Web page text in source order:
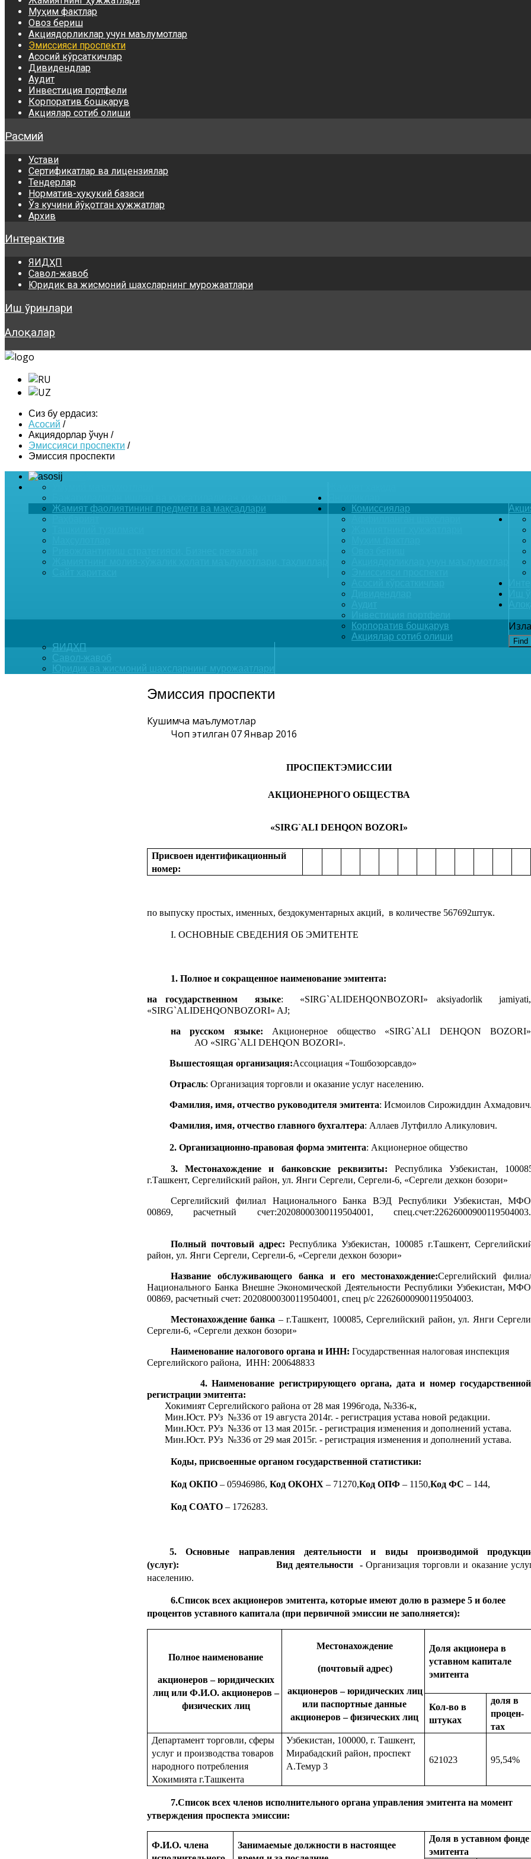
Муҳим фактлар
Овоз бериш
Акциядорликлар учун маълумотлар
Эмиссияси проспекти
Асосий кўрсаткичлар
Дивидендлар
Аудит
Инвестиция портфели
Корпоратив бошқарув
Акциялар сотиб олиши
Расмий
Устави
Сертификатлар ва лицензиялар
Тендерлар
Норматив-ҳуқукий базаси
Ўз кучини йўқотган ҳужжатлар
Архив
Интерактив
ЯИДҲП
Савол-жавоб
Юридик ва жисмоний шахсларнинг мурожаатлари
Иш ўринлари
Алоқалар
Сиз бу ердасиз:
Асосий /
Акциядорлар ўчун /
Эмиссияси проспекти /
Эмиссия проспекти
Жамият фаолиятининг предмети ва мақсадлари
Комиссиялар
Корпоратив бошқарув
Акциялар сотиб олиши
ЯИДҲП
Савол-жавоб
Юридик ва жисмоний шахсларнинг мурожаатлари
Find
Эмиссия проспекти
Кушимча маълумотлар
Чоп этилган 07 Январ 2016
ПРОСПЕКТЭМИССИИ
АКЦИОНЕРНОГО ОБЩЕСТВА
«SIRG`ALI DEHQON BOZORI»
Присвоен идентификационный
номер:
по выпуску простых, именных, бездокументарных акций,  в количестве 567692штук.
I. ОСНОВНЫЕ СВЕДЕНИЯ ОБ ЭМИТЕНТЕ
1. Полное и сокращенное наименование эмитента:
на государственном языке: «SIRG`ALIDEHQONBOZORI» аksiyadorlik jamiyati,
«SIRG`ALIDEHQONBOZORI» AJ;
на русском языке: Акционерное общество «SIRG`ALI DEHQON
АО «SIRG`ALI DEHQON BOZORI».
Вышестоящая организация:Ассоциация «Тошбозорсавдо»
Отрасль: Организация торговли и оказание услуг населению.
Фамилия, имя, отчество руководителя эмитента: Исмоилов Сирожиддин Ахмадович.
Фамилия, имя, отчество главного бухгалтера: Аллаев Лутфилло Аликулович.
2. Организационно-правовая форма эмитента: Акционерное общество
3. Местонахождение и банковские реквизиты: Республика Узбекистан,
г.Ташкент, Сергелийский район, ул. Янги Сергели, Сергели-6, «Сергели дехкон бозори»
Сергелийский филиал Национального Банка ВЭД Республики Узбекистан,
00869, расчетный счет:20208000300119504001, спец.счет:22626000900119504003.
Полный почтовый адрес: Республика Узбекистан, 100085 г.Ташкент,
район, ул. Янги Сергели, Сергели-6, «Сергели дехкон бозори»
Название обслуживающего банка и его местонахождение:Сергелийский
Национального Банка Внешне Экономической Деятельности Республики Узбекистан,
00869, расчетный счет: 20208000300119504001, спец р/с 22626000900119504003.
Местонахождение банка – г.Ташкент, 100085, Сергелийский район, ул. Янги
Сергели-6, «Сергели дехкон бозори»
Наименование налогового органа и ИНН: Государственная налоговая инспекция
Сергелийского района, ИНН: 200648833
4. Наименование регистрирующего органа, дата и номер государственной
регистрации эмитента:
Хокимият Сергелийского района от 28 мая 1996года, №336-к,
Мин.Юст. РУз №336 от 19 августа 2014г. - регистрация устава новой редакции.
Мин.Юст. РУз №336 от 13 мая 2015г. - регистрация изменения и дополнений устава.
Мин.Юст. РУз №336 от 29 мая 2015г. - регистрация изменения и дополнений устава.
Коды, присвоенные органом государственной статистики:
Код ОКПО – 05946986, Код ОКОНХ – 71270,Код ОПФ – 1150,Код ФС – 144,
Код СОАТО – 1726283.
5. Основные направления деятельности и виды производимой
(услуг): Вид деятельности -Организация торговли и оказание
населению.
6.Список всех акционеров эмитента, которые имеют долю в размере 5 и более
процентов уставного капитала (при первичной эмиссии не заполняется):
Полное наименование
акционеров – юридических
лиц или Ф.И.О. акционеров –
физических лиц
Местонахождение
(почтовый адрес)
акционеров – юридических лиц
или паспортные данные
акционеров – физических лиц
Доля акционера в
уставном капитале
эмитента
Кол-во в
штуках
доля в
процен-
тах
Департамент торговли, сферы
услуг и производства товаров
народного потребления
Хокимията г.Ташкента
Узбекистан, 100000, г. Ташкент,
Мирабадский район, проспект
А.Темур 3
621023 95,54%
7.Список всех членов исполнительного органа управления эмитента на момент
утверждения проспекта эмиссии:
Ф.И.О. члена
Занимаемые должности в настоящее
Доля в уставном фонде
эмитента